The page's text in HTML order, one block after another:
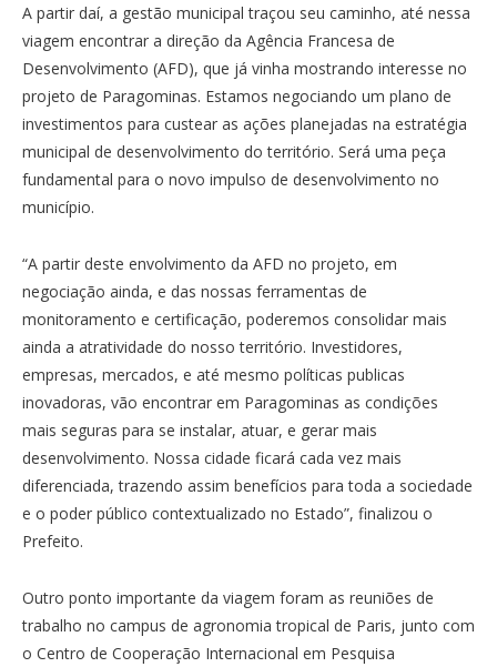
A partir daí, a gestão municipal traçou seu caminho, até nessa
viagem encontrar a direção da Agência Francesa de
Desenvolvimento (AFD), que já vinha mostrando interesse no
projeto de Paragominas. Estamos negociando um plano de
investimentos para custear as ações planejadas na estratégia
municipal de desenvolvimento do território. Será uma peça
fundamental para o novo impulso de desenvolvimento no
município.
“A partir deste envolvimento da AFD no projeto, em
negociação ainda, e das nossas ferramentas de
monitoramento e certificação, poderemos consolidar mais
ainda a atratividade do nosso território. Investidores,
empresas, mercados, e até mesmo políticas publicas
inovadoras, vão encontrar em Paragominas as condições
mais seguras para se instalar, atuar, e gerar mais
desenvolvimento. Nossa cidade ficará cada vez mais
diferenciada, trazendo assim benefícios para toda a sociedade
e o poder público contextualizado no Estado”, finalizou o
Prefeito.
Outro ponto importante da viagem foram as reuniões de
trabalho no campus de agronomia tropical de Paris, junto com
o Centro de Cooperação Internacional em Pesquisa